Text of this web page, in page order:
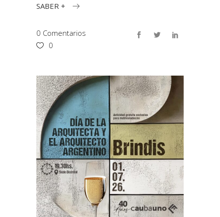
SABER +
0 Comentarios
0